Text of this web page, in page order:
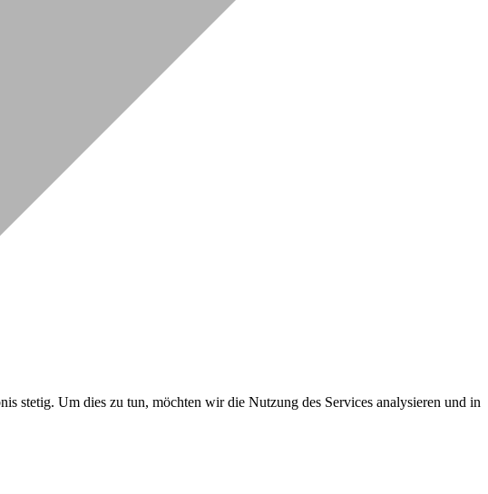
stetig. Um dies zu tun, möchten wir die Nutzung des Services analysieren und in